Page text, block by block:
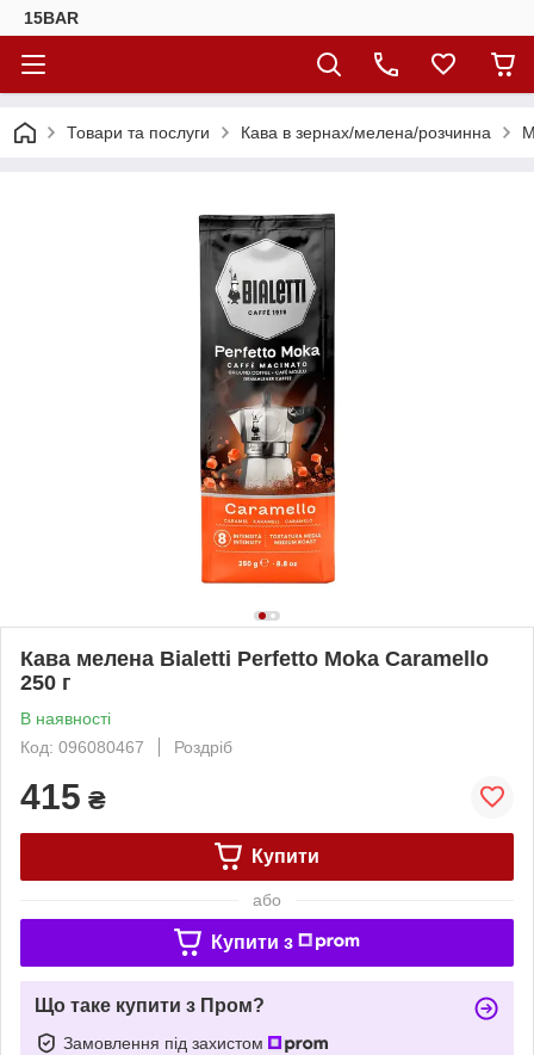
15BAR
Товари та послуги Кава в зернах/мелена/розчинна
Кава мелена Bialetti Perfetto Moka Caramello
250 г
В наявності
Код: 096080467
Роздріб
415 ₴
Купити
або
Купити з
Що таке купити з Пром?
Замовлення під захистом